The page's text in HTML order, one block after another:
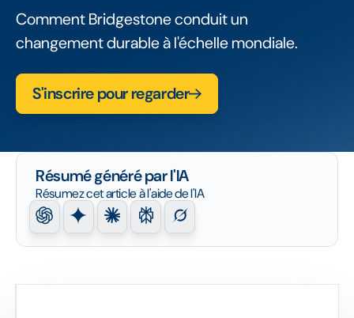
Comment Bridgestone conduit un
changement durable à l'échelle mondiale.
S'inscrire pour regarder
Résumé généré par l'IA
Résumez cet article à l'aide de l'IA